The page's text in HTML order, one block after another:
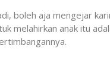
boleh aja mengejar
melahirkan anak itu